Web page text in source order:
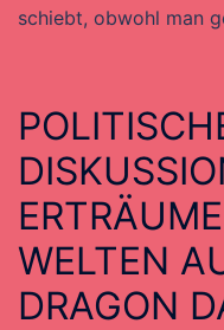
schiebt, obwohl man
WELTEN
DRAGON